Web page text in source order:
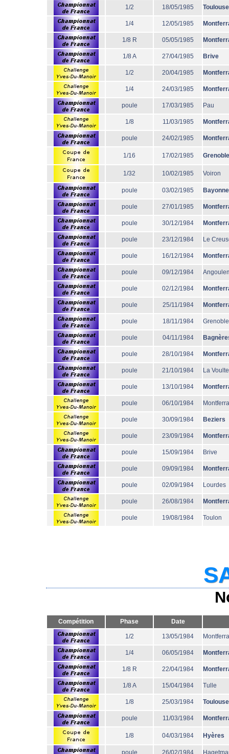
1/2 18/05/1985 Toulouse
1/4 12/05/1985
1/8 R 05/05/1985
1/8 A 27/04/1985 Brive
1/2 20/04/1985
1/4 24/03/1985
poule 17/03/1985 Pau
1/8 11/03/1985
poule 24/02/1985
1/16 17/02/1985 Grenoble
1/32 10/02/1985 Voiron
poule 03/02/1985 Bayonne
poule 27/01/1985
poule 30/12/1984
poule 23/12/1984 Le
poule 16/12/1984
poule 09/12/1984
poule 02/12/1984
poule 25/11/1984
poule 18/11/1984 Grenoble
poule 04/11/1984
poule 28/10/1984
poule 21/10/1984 La Voulte
poule 13/10/1984
poule 06/10/1984
poule 30/09/1984 Beziers
poule 23/09/1984
poule 15/09/1984 Brive
poule 09/09/1984
poule 02/09/1984 Lourdes
poule 26/08/1984
poule 19/08/1984 Toulon
Compétition Phase Date
1/2 13/05/1984
1/4 06/05/1984
1/8 R 22/04/1984
1/8 A 15/04/1984 Tulle
1/8 25/03/1984 Toulouse
poule 11/03/1984
1/8 04/03/1984 Hyères
poule 26/02/1984